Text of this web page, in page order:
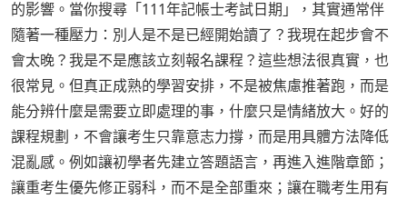
的影響。當你搜尋「111年記帳士考試日期」，其實通常伴
隨著一種壓力：別人是不是已經開始讀了？我現在起步會不
會太晚？我是不是應該立刻報名課程？這些想法很真實，也
很常見。但真正成熟的學習安排，不是被焦慮推著跑，而是
能分辨什麼是需要立即處理的事，什麼只是情緒放大。好的
課程規劃，不會讓考生只靠意志力撐，而是用具體方法降低
混亂感。例如讓初學者先建立答題語言，再進入進階章節；
讓重考生優先修正弱科，而不是全部重來；讓在職考生用有